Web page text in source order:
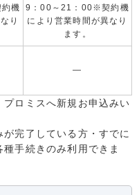
機
り
9：00～21：00※契約機
により営業時間が異なり
ます。
―
ロミスへ新規お申込みい
完了している方・すでに
手続きのみ利用できま